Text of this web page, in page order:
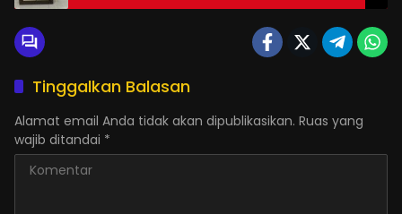
Tinggalkan Balasan
Alamat email Anda tidak akan dipublikasikan. Ruas yang
wajib ditandai *